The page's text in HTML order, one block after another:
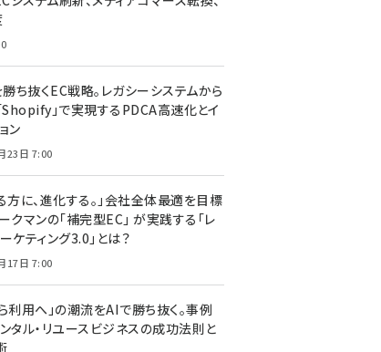
ち抜くEC戦略。レガシーシステムから
Shopify」で実現するPDCA高速化とイ
ン
23日 7:00
方に、進化する。」会社全体最適を目標
クマンの「補完型EC」 が実践する「レ
ケティング3.0」とは？
17日 7:00
利用へ」の潮流をAIで勝ち抜く。事例
タル・リユースビジネスの成功法則と